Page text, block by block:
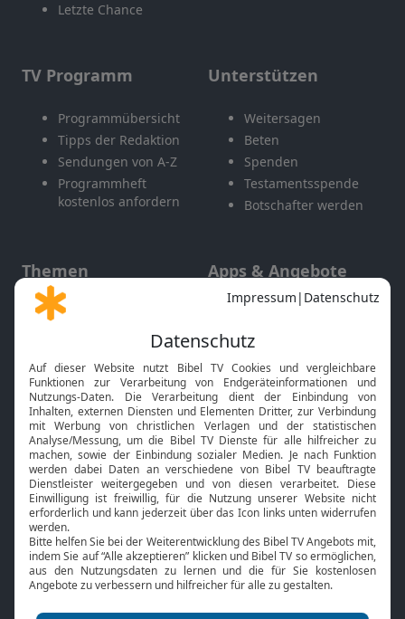
Letzte Chance
TV Programm
Programmübersicht
Tipps der Redaktion
Sendungen von A-Z
Programmheft
kostenlos anfordern
Unterstützen
Weitersagen
Beten
Spenden
Testamentsspende
Botschafter werden
Themen
Gott und Bibel erklärt
Neuigkeiten
Apps & Angebote
Mobile App
Smart TV
HbbTV
Bibelthek Online-Bibel
Nächster Gottesdienst
Bibel TV
Über uns
Jobs
Service
Kontakt
TV-Empfang